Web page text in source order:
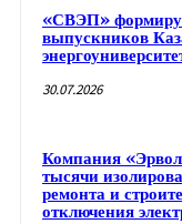
«СВЭП»
выпускников
30.07.2026
Компания
тысячи
ремонта и
отключения